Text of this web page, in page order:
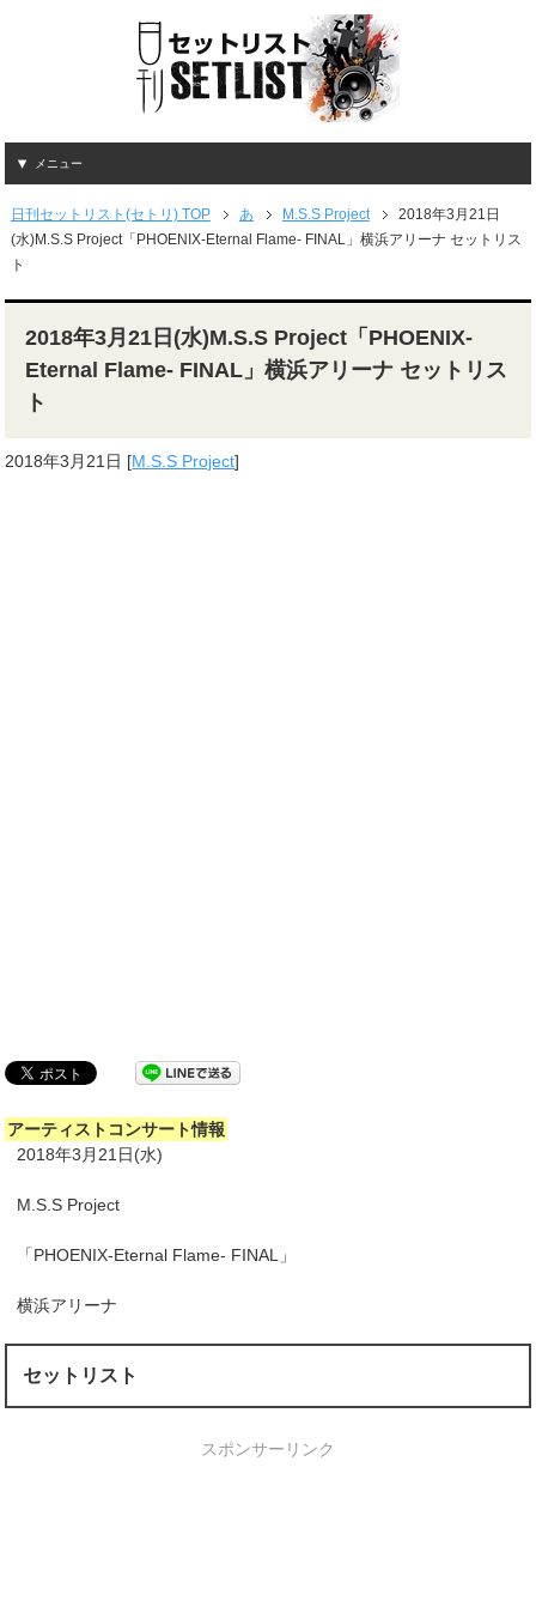
メニュー
日刊セットリスト(セトリ) TOP あ M.S.S Project
2018年3月21日
(水)M.S.S Project「PHOENIX-Eternal Flame- FINAL」横浜アリーナ セットリス
ト
2018年3月21日(水)M.S.S Project「PHOENIX-
Eternal Flame- FINAL」横浜アリーナ セットリス
ト
2018年3月21日 [M.S.S Project]
アーティストコンサート情報
2018年3月21日(水)
M.S.S Project
「PHOENIX-Eternal Flame- FINAL」
横浜アリーナ
セットリスト
スポンサーリンク